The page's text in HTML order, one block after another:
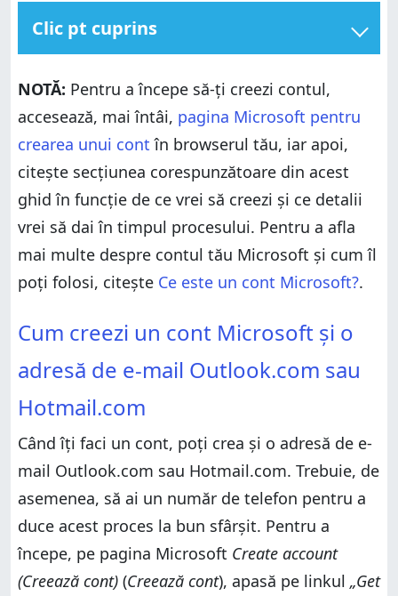
Clic pt cuprins
Outlook.com sau Hotmail.com
Cum creezi un cont Microsoft folosind o adresă de e-
mail existentă
Cum creezi un cont Microsoft folosindu-ți numărul de
telefon
Ce metodă ai folosit și de ce?
NOTĂ: Pentru a începe să-ți creezi contul,
accesează, mai întâi, pagina Microsoft pentru
crearea unui cont în browserul tău, iar apoi,
citește secțiunea corespunzătoare din acest
ghid în funcție de ce vrei să creezi și ce detalii
vrei să dai în timpul procesului. Pentru a afla
mai multe despre contul tău Microsoft și cum îl
poți folosi, citește Ce este un cont Microsoft?.
Outlook.com sau Hotmail.com
mail existentă
telefon
Ce metodă ai folosit și de ce?
Cum creezi un cont Microsoft și o
adresă de e-mail Outlook.com sau
Hotmail.com
Când îți faci un cont, poți crea și o adresă de e-
mail Outlook.com sau Hotmail.com. Trebuie, de
asemenea, să ai un număr de telefon pentru a
duce acest proces la bun sfârșit. Pentru a
începe, pe pagina Microsoft Create account
(Creează cont) (Creează cont), apasă pe linkul „Get